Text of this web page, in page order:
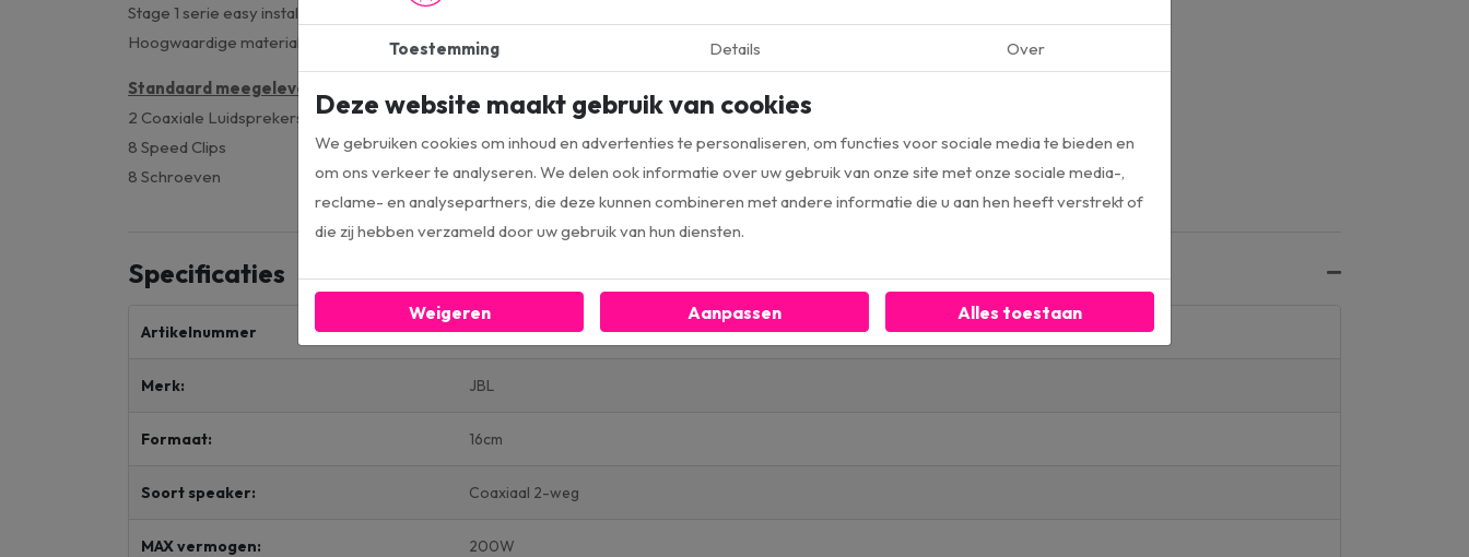
Stage 1 serie easy install JBL-framedesign
Hoogwaardige materialen voor de hoogste betrouwbaarheid
Standaard meegeleverd:
​2 Coaxiale Luidsprekers
8 Speed Clips
8 Schroeven
Specificaties
Artikelnummer Stage1 61F
Merk: JBL
Formaat: 16cm
Soort speaker: Coaxiaal 2-weg
MAX vermogen: 200W
Toestemming Details Over
Deze website maakt gebruik van cookies
We gebruiken cookies om inhoud en advertenties te personaliseren, om functies voor sociale media te bieden en
om ons verkeer te analyseren. We delen ook informatie over uw gebruik van onze site met onze sociale media-,
reclame- en analysepartners, die deze kunnen combineren met andere informatie die u aan hen heeft verstrekt of
die zij hebben verzameld door uw gebruik van hun diensten.
Weigeren Aanpassen Alles toestaan